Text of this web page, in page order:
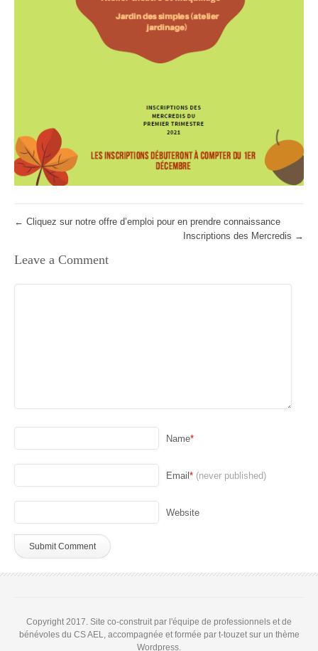
← Cliquez sur notre offre d’emploi pour en prendre connaissance
Inscriptions des Mercredis →
Leave a Comment
Name*
Email * (never published)
Website
Copyright 2017. Site co-construit par l'équipe de professionnels et de
bénévoles du CS AEL, accompagnée et formée par t-touzet sur un thème
Wordpress.